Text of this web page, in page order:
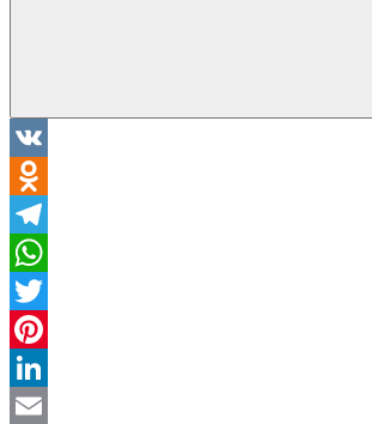
VK
Odnoklassniki
Telegram
WhatsApp
Twitter
Pinterest
LinkedIn